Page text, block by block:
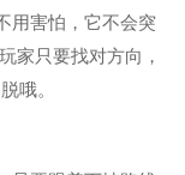
用害怕，它不会突
家只要找对方向，
哦。